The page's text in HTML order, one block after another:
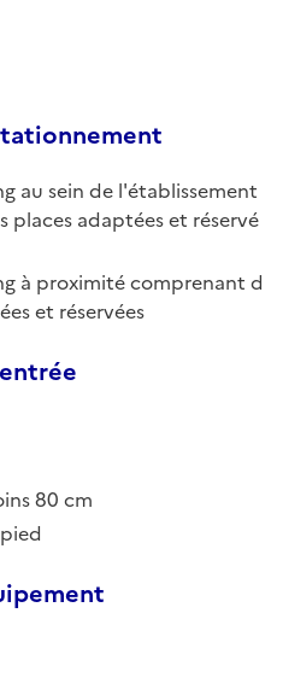
au sein de l'établissement
places adaptées et réservé
à proximité comprenant d
et réservées
80 cm